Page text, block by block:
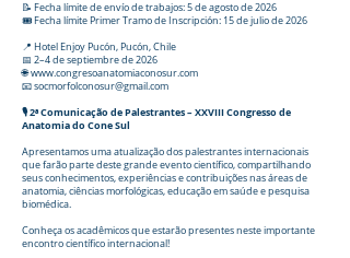
📝 Fecha límite de envío de trabajos: 5 de agosto de 2026
🎟️ Fecha límite Primer Tramo de Inscripción: 15 de julio de 2026
📍 Hotel Enjoy Pucón, Pucón, Chile
📅 2–4 de septiembre de 2026
🌐 www.congresoanatomiaconosur.com
📧 socmorfolconosur@gmail.com
🎙️ 2ª Comunicação de Palestrantes – XXVIII Congresso de
Anatomia do Cone Sul
Apresentamos uma atualização dos palestrantes internacionais
que farão parte deste grande evento científico, compartilhando
seus conhecimentos, experiências e contribuições nas áreas de
anatomia, ciências morfológicas, educação em saúde e pesquisa
biomédica.
Conheça os acadêmicos que estarão presentes neste importante
encontro científico internacional!